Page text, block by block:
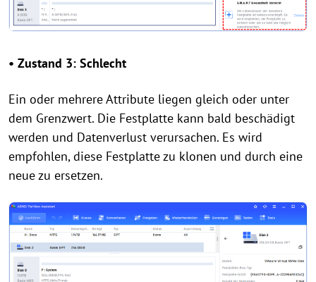
• Zustand 3: Schlecht
Ein oder mehrere Attribute liegen gleich oder unter
dem Grenzwert. Die Festplatte kann bald beschädigt
werden und Datenverlust verursachen. Es wird
empfohlen, diese Festplatte zu klonen und durch eine
neue zu ersetzen.